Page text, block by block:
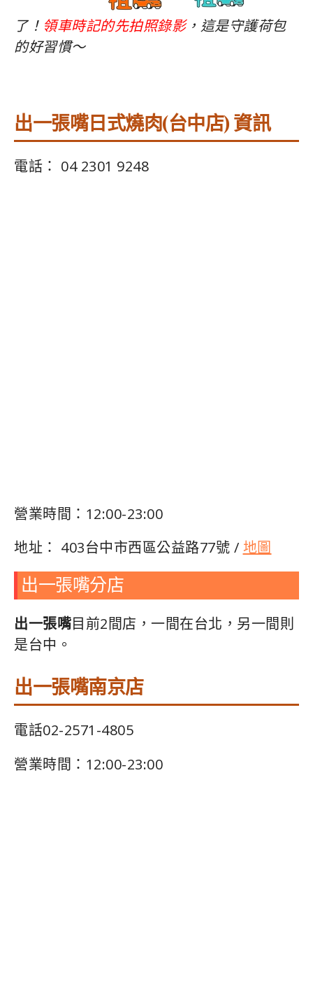
了！ 領車時記的先拍照錄影，這是守護荷包
的好習慣～
出一張嘴日式燒肉(台中店) 資訊
電話： 04 2301 9248
營業時間：12:00-23:00
地址 ： 403台中市西區公益路77號 / 地圖
出一張嘴分店
出一張嘴目前2間店，一間在台北，另一間則
是台中。
出一張嘴南京店
電話02-2571-4805
營業時間：12:00-23:00